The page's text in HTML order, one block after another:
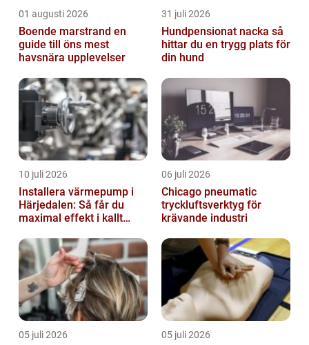
01 augusti 2026
Boende marstrand en
guide till öns mest
havsnära upplevelser
31 juli 2026
Hundpensionat nacka så
hittar du en trygg plats för
din hund
10 juli 2026
Installera värmepump i
Härjedalen: Så får du
maximal effekt i kallt
06 juli 2026
Chicago pneumatic
tryckluftsverktyg för
krävande industri
05 juli 2026 05 juli 2026